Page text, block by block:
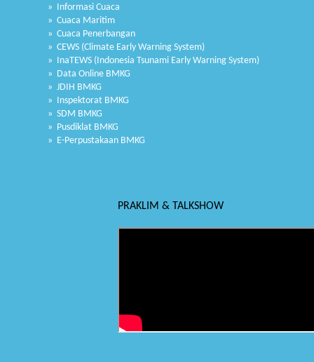
» Informasi Cuaca
» Cuaca Maritim
» Cuaca Penerbangan
» CEWS (Climate Early Warning System)
» InaTEWS (Indonesia Tsunami Early Warning System)
» Data Online BMKG
» JDIH BMKG
» Inspektorat BMKG
» SDM BMKG
» Pusdiklat BMKG
» E-Perpustakaan BMKG
PRAKLIM & TALKSHOW